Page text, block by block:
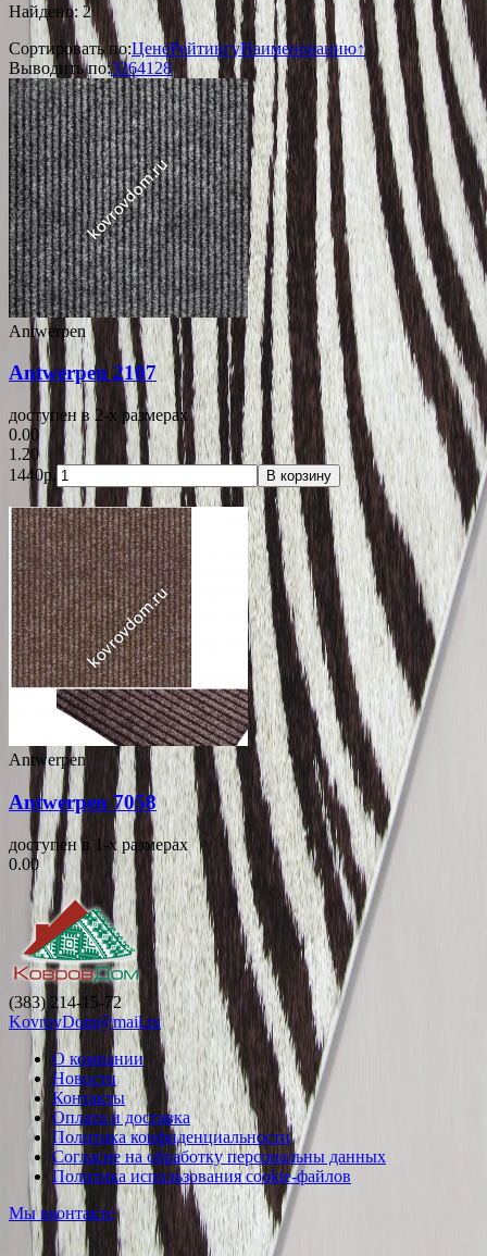
Найдено: 2
Сортировать по:ЦенеРейтингуНаименованию↑
Выводить по:3264128
Antwerpen
Antwerpen 2107
доступен в 2-x размерах
0.00
1.20
1440р.
В корзину
Antwerpen
Antwerpen 7058
доступен в 1-x размерах
0.00
(383) 214-15-72
KovrovDom@mail.ru
О компании
Новости
Контакты
Оплата и доставка
Политика конфиденциальности
Согласие на обработку персональны данных
Политика использования cookie-файлов
Мы вконтакте